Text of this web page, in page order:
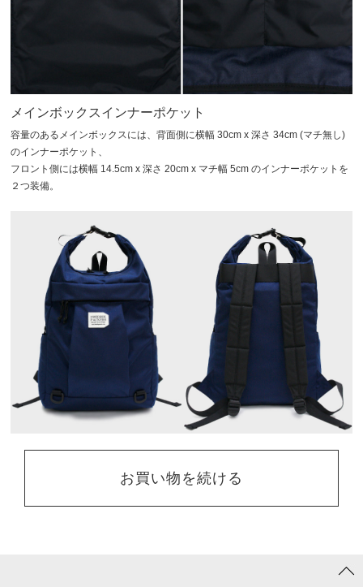
メインボックスインナーポケット
容量のあるメインボックスには、背面側に横幅 30cm x 深さ 34cm (マチ無し)
のインナーポケット、
フロント側には横幅 14.5cm x 深さ 20cm x マチ幅 5cm のインナーポケットを
２つ装備。
お買い物を続ける